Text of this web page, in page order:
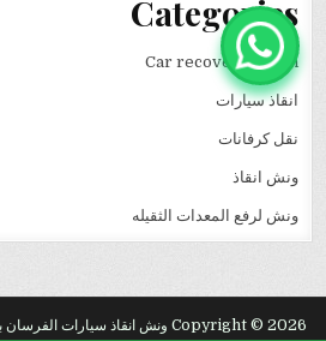
Categories
Car recovery winch
انقاذ سيارات
نقل كرفانات
ونش انقاذ
ونش لرفع المعدات الثقيله
Copyright © 2026 ونش انقاذ سيارات الفرسان بالقاهرة |01282505052